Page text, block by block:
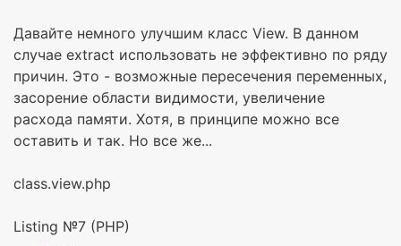
Давайте немного улучшим класс View. В данном
случае extract использовать не эффективно по ряду
причин. Это - возможные пересечения переменных,
засорение области видимости, увеличение
расхода памяти. Хотя, в принципе можно все
оставить и так. Но все же...
class.view.php
Listing №7 (PHP)